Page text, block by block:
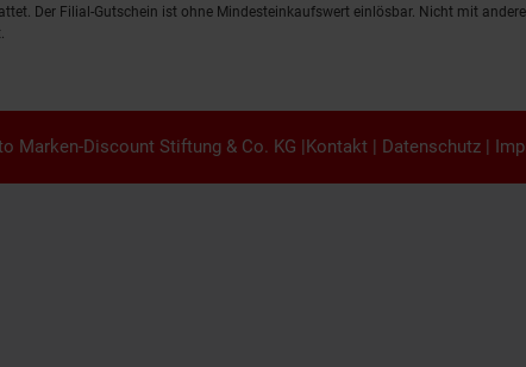
Der Filial-Gutschein ist ohne Mindesteinkaufswert einlösbar. Nicht mit
Marken-Discount Stiftung & Co. KG |Kontakt | Datenschutz|